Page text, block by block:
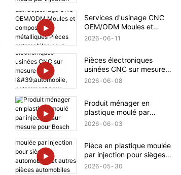
Services d'usinage CNC
OEM/ODM Moules et
composants métalliques
2026 06 11
Pièces électroniques
usinées CNC sur mesure
pour l'automobile,
2026 06 08
Produit ménager en
plastique moulé par
injection sur mesure pour
2026 06 03
Pièce en plastique moulée
par injection pour sièges
automobiles et autres
2026 05 30